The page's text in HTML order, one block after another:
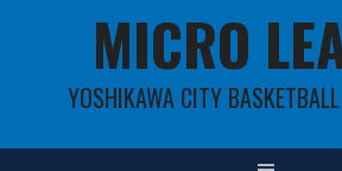
MICRO
YOSHIKAWA CITY